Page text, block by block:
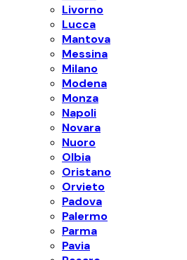
Livorno
Lucca
Mantova
Messina
Milano
Modena
Monza
Napoli
Novara
Nuoro
Olbia
Oristano
Orvieto
Padova
Palermo
Parma
Pavia